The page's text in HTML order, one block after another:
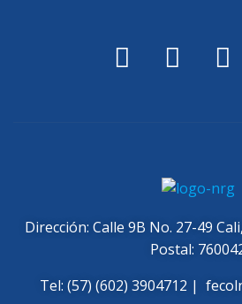
Dirección: Calle 9B No. 27-49
Postal:
Tel: (57) (602) 3904712 |